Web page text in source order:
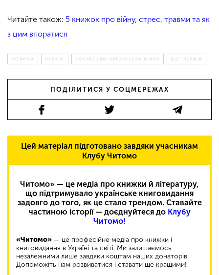
Читайте також: 5 книжок про війну, стрес, травми та як
з цим впоратися
НОВИНИ ПРЕМІЯ РОСІЙСЬКО-УКРАЇНСЬКА ВІЙНА ШОТЛАНДІЯ
ПОДІЛИТИСЯ У СОЦМЕРЕЖАХ
Цей матеріал підготовано завдяки учасникам
Клубу Читомо
Читомо» — це медіа про книжки й літературу,
що підтримувало українське книговидання
задовго до того, як це стало трендом. Ставайте
частиною історії — доєднуйтеся до Клубу
Читомо!
«Читомо» — це професійне медіа про книжки і
книговидання в Україні та світі. Ми залишаємось
незалежними лише завдяки коштам наших донаторів.
Допоможіть нам розвиватися і ставати ще кращими!